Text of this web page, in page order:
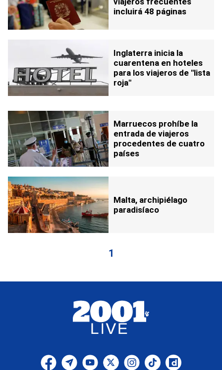
incluirá 48 páginas
Inglaterra inicia la
cuarentena en hoteles
para los viajeros de "lista
roja"
Marruecos prohíbe la
entrada de viajeros
procedentes de cuatro
países
Malta, archipiélago
paradisíaco
1